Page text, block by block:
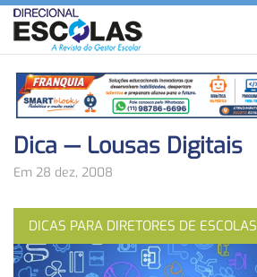
Dica — Lousas Digitais
Em 28 dez, 2008
DICAS PARA DIRETORES DE ESCOLAS